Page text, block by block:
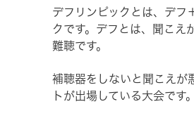
デフリンピックとは、デフ
クです。デフとは、聞こえ
難聴です。
補聴器をしないと聞こえが
トが出場している大会です。